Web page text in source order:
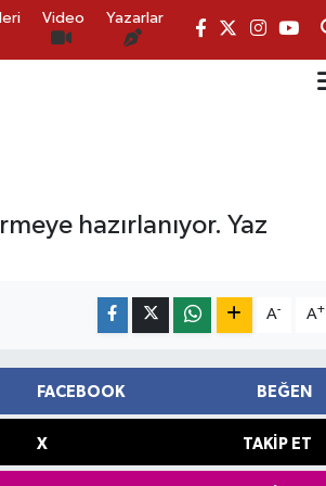
Video Yazarlar
hazırlanıyor. Yaz
A- A+
FACEBOOK BEĞEN
X TAKIP ET